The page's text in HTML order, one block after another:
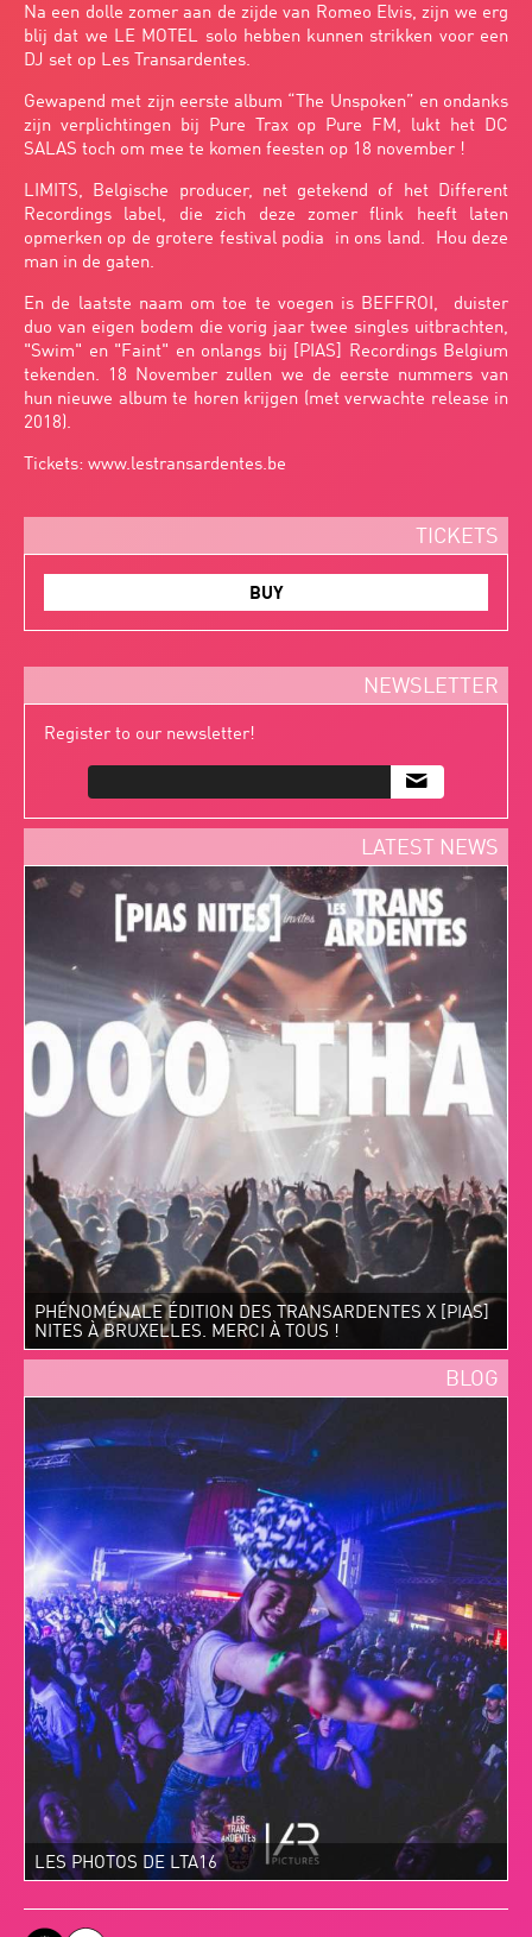
Na een dolle zomer aan de zijde van Romeo Elvis, zijn we erg
blij dat we LE MOTEL solo hebben kunnen strikken voor een
DJ set op Les Transardentes.
Gewapend met zijn eerste album “The Unspoken” en ondanks
zijn verplichtingen bij Pure Trax op Pure FM, lukt het DC
SALAS toch om mee te komen feesten op 18 november !
LIMITS, Belgische producer, net getekend of het Different
Recordings label, die zich deze zomer flink heeft laten
opmerken op de grotere festival podia in ons land. Hou deze
man in de gaten.
En de laatste naam om toe te voegen is BEFFROI, duister
duo van eigen bodem die vorig jaar twee singles uitbrachten,
"Swim" en "Faint" en onlangs bij [PIAS] Recordings Belgium
tekenden. 18 November zullen we de eerste nummers van
hun nieuwe album te horen krijgen (met verwachte release in
2018).
Tickets: www.lestransardentes.be
TICKETS
BUY
NEWSLETTER
Register to our newsletter!
m
LATEST NEWS
PHÉNOMÉNALE ÉDITION DES TRANSARDENTES X [PIAS]
NITES À BRUXELLES. MERCI À TOUS !
BLOG
LES PHOTOS DE LTA16